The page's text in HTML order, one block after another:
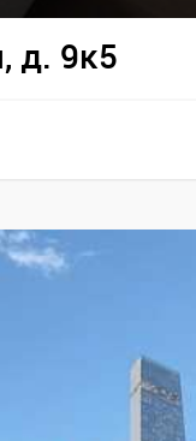
д. 9к5